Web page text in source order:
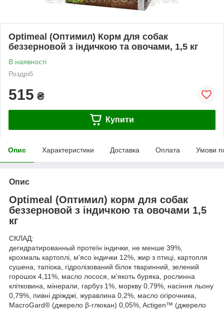
Optimeal (Оптимил) Корм для собак
беззерновой з індичкою та овочами, 1,5 кг
В наявності
Роздріб
515 ₴
Купити
Опис Характеристики Доставка Оплата Умови
Опис
Optimeal (Оптимил) корм для собак
беззерновой з індичкою та овочами 1,5
кг
СКЛАД:
дегидратированный протеїн індички, не менше 39%,
крохмаль картоплі, м'ясо індички 12%, жир з птиці, картопля
сушена, тапіока, гідролізований білок тваринний, зелений
горошок 4,11%, масло лосося, м'якоть буряка, рослинна
клітковина, мінерали, гарбуз 1%, моркву 0,79%, насіння льону
0,79%, пивні дріжджі, журавлина 0,2%, масло огірочника,
MacroGard® (джерело β-глюкан) 0,05%, Actigen™ (джерело